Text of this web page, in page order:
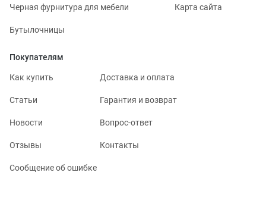
Черная фурнитура для мебели
Бутылочницы
Карта сайта
Покупателям
Как купить Доставка и оплата
Статьи Гарантия и возврат
Новости Вопрос-ответ
Отзывы Контакты
Сообщение об ошибке